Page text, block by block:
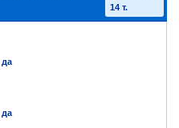
14 т.
да
да